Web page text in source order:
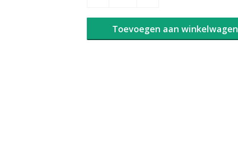
Toevoegen aan winkelwagen